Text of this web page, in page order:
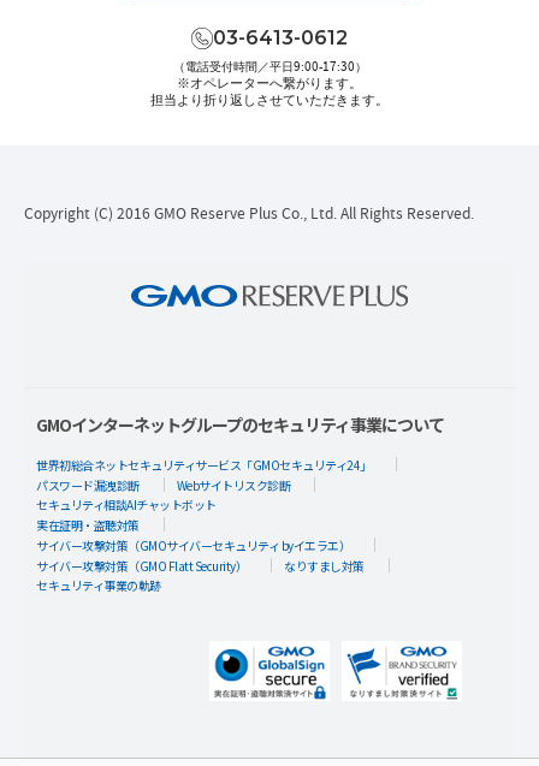
03-6413-0612
（電話受付時間／平日9:00-17:30）
※オペレーターへ繋がります。
担当より折り返しさせていただきます。
Copyright (C) 2016 GMO Reserve Plus Co., Ltd. All Rights Reserved.
GMOインターネットグループのセキュリティ事業について
世界初総合ネットセキュリティサービス「GMOセキュリティ24」
パスワード漏洩診断
Webサイトリスク診断
セキュリティ相談AIチャットボット
実在証明・盗聴対策
サイバー攻撃対策（GMOサイバーセキュリティ byイエラエ）
サイバー攻撃対策（GMO Flatt Security）
なりすまし対策
セキュリティ事業の軌跡